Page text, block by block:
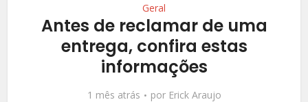
Geral
Antes de reclamar de uma
entrega, confira estas
informações
1 mês atrás por Erick Araujo